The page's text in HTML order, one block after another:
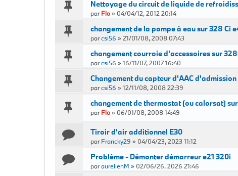
Nettoyage du circuit de liquide de
parFlo» 04/04/12, 2012 20:14
changement de la pompe à eau sur 328 Ci
parcsi56 » 21/01/08, 2008 07:43
changement courroie d'accessoires sur
parcsi56 »16/11/07, 2007 16:40
Changement du capteur d'AAC
parcsi56 » 12/11/08, 2008 22:39
changement de thermostat (ou calorsat)
parFlo» 06/01/08, 2008 14:49
Tiroir d'air additionnel E30
parFrancky29 » 04/04/23, 2023 11:12
Problème - Démonter démarreur e21 320i
paraurelienM » 02/06/26, 2026 21:46